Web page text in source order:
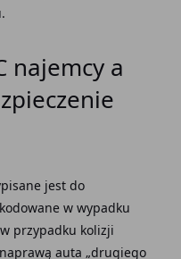
najemcy a
jest do
w wypadku
przypadku kolizji
auta „drugiego